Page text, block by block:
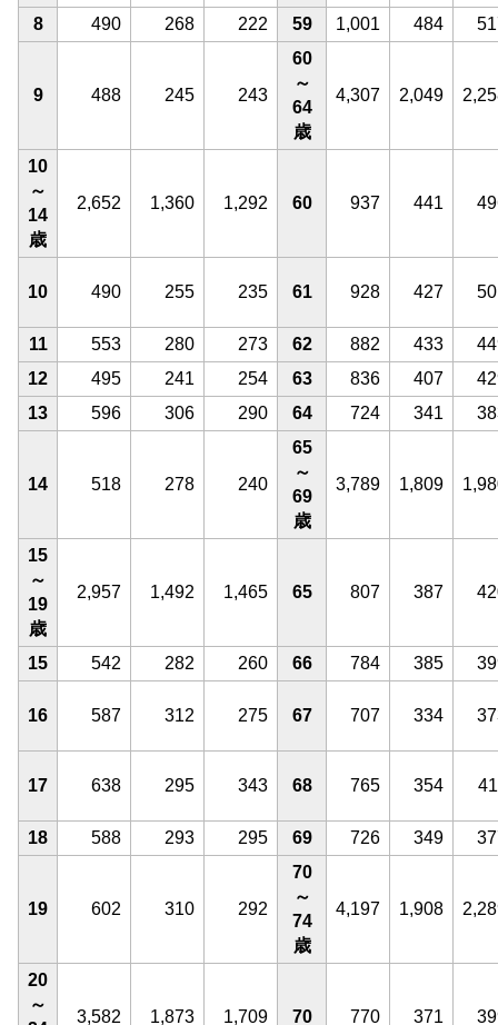
8
490 268 222 59 1,001 484
9 488 245 243
60
～
64
歳
4,307 2,049
10
～
14
歳
2,652 1,360 1,292 60 937 441
10 490 255 235 61 928 427
11 553 280 273 62 882 433
12
495 241 254 63 836 407
13
596 306 290 64 724 341
14 518 278 240
65
～
69
歳
3,789 1,809
15
～
19
歳
2,957 1,492 1,465 65 807 387
15 542 282 260 66 784 385
16 587 312 275 67 707 334
17 638 295 343 68 765 354
18 588 293 295 69 726 349
19 602 310 292
70
～
74
歳
4,197 1,908
20
～
3,582 1,873 1,709 70 770 371